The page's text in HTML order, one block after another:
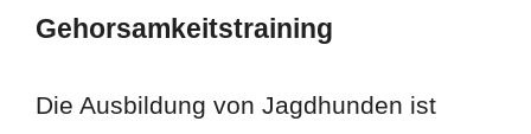
Gehorsamkeitstraining
Die Ausbildung von Jagdhunden ist